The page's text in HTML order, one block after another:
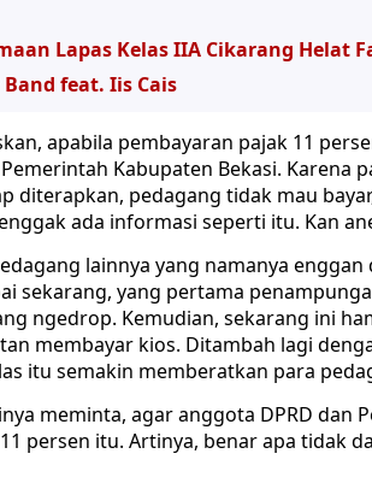
Lapas Kelas IIA Cikarang Helat
Band feat. Iis Cais
apabila pembayaran pajak 11
Kabupaten Bekasi. Karena
diterapkan, pedagang tidak mau
ada informasi seperti itu. Kan
lainnya yang namanya
sekarang, yang pertama
ngedrop. Kemudian, sekarang ini
membayar kios. Ditambah lagi
itu semakin memberatkan para
meminta, agar anggota DPRD dan
persen itu. Artinya, benar apa tidak